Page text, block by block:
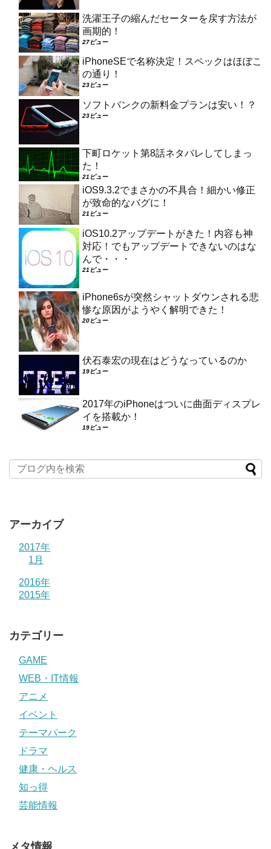
洗濯王子の縮んだセーターを戻す方法が
画期的！
27ビュー
iPhoneSEで名称決定！スペックはほぼこ
の通り！
23ビュー
ソフトバンクの新料金プランは安い！？
23ビュー
下町ロケット第8話ネタバレしてしまっ
た！
21ビュー
iOS9.3.2でまさかの不具合！細かい修正
が致命的なバグに！
21ビュー
iOS10.2アップデートがきた！内容も神
対応！でもアップデートできないのはな
んで・・・
21ビュー
iPhone6sが突然シャットダウンされる悲
惨な原因がようやく解明できた！
20ビュー
伏石泰宏の現在はどうなっているのか
19ビュー
2017年のiPhoneはついに曲面ディスプレ
イを搭載か！
19ビュー
アーカイブ
2017年
1月
2016年
2015年
カテゴリー
GAME
WEB・IT情報
アニメ
イベント
テーマパーク
ドラマ
健康・ヘルス
知っ得
芸能情報
メタ情報